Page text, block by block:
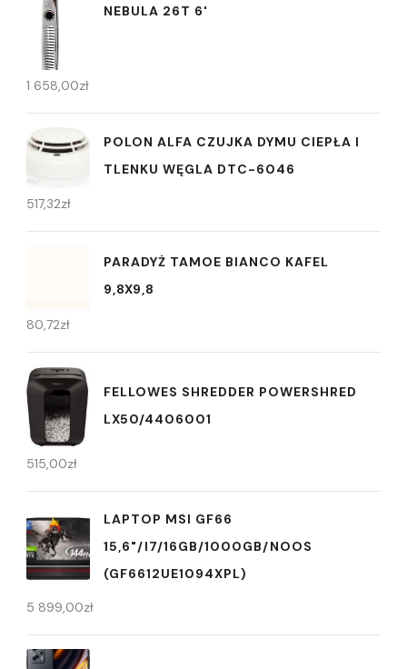
NEBULA 26T 6'
1 658,00zł
POLON ALFA CZUJKA DYMU CIEPŁA I
TLENKU WĘGLA DTC-6046
517,32zł
PARADYŻ TAMOE BIANCO KAFEL
9,8X9,8
80,72zł
FELLOWES SHREDDER POWERSHRED
LX50/4406001
515,00zł
LAPTOP MSI GF66
15,6"/I7/16GB/1000GB/NOOS
(GF6612UE1094XPL)
5 899,00zł